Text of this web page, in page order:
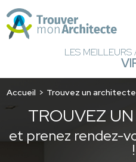
LES MEILLEURS
Accueil Trouvez un architecte
TROUVEZ
et prenez rendez-
!